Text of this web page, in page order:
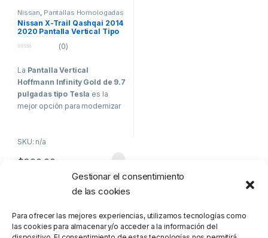
Gestionar el consentimiento
de las cookies
Para ofrecer las mejores experiencias, utilizamos tecnologías como
las cookies para almacenar y/o acceder a la información del
Nissan Pantallas Homologadas
Vehículos Comerciales
Nissan X-Trail Qashqai 2014
2020 Pantalla Vertical Tipo
CarPlay Android Auto
u
t
o
f
5
(0)
La Pantalla Vertical
Hoffmann Infinity Gold de 9.7
pulgadas tipo Tesla es la
mejor opción para modernizar
sistema multimedia premium
conectividad total.
avanzada
Disfruta deApple CarPlay y
SKU: n/a
$800.00
Mostrando el único resultado